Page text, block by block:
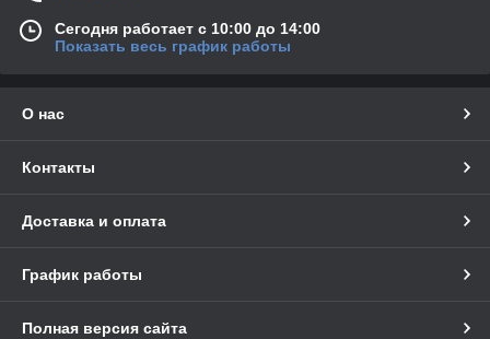
Сегодня работает с 10:00 до 14:00
Показать весь график работы
О нас
Контакты
Доставка и оплата
График работы
Полная версия сайта